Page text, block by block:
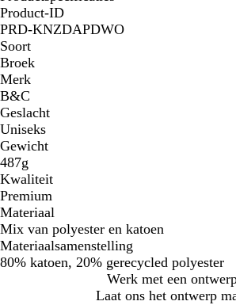
Product-ID
PRD-KNZDAPDWO
Soort
Broek
Merk
B&C
Geslacht
Uniseks
Gewicht
487g
Kwaliteit
Premium
Materiaal
Mix van polyester en katoen
Materiaalsamenstelling
80% katoen, 20% gerecycled polyester
Werk met een
Laat ons het ontwerp